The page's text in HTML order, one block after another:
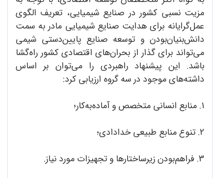
مزیت نسبی کشور در صنایع شیمیایی، تعریف الگوی
عمل‌گرایانه برای هدایت صنایع شیمیایی مادر به سمت
دانش‌بنیان‌بودن و توسعه صنایع پایین‌دستی شیمی
می‌تواند برای گذار از بحران‌های اقتصادی کشور راه‌گشا
باشد. این پیشنهاد راهبردی را می‌توان بر اساس
داشته‌های موجود در سه گروه ارزیابی کرد:
1. منابع انسانی متخصص و آماده‌به‌کار؛
2. تنوع منابع طبیعی خدادادی؛
3. فراهم‌بودن زیرساختارها و تجهیزات مورد نیاز.